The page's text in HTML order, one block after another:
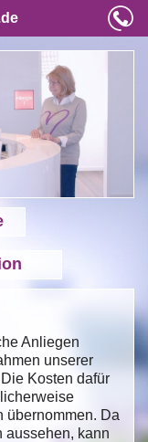
Anliegen
unserer
Kosten dafür
übernommen. Da
aussehen, kann